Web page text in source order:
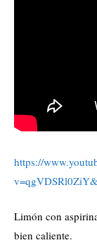
https://
Limón con
bien caliente.